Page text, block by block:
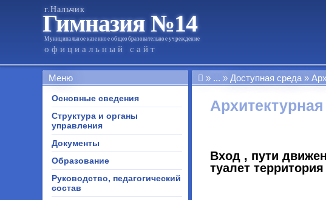
г.Нальчик
Гимназия №14
Муниципальное казенное общеобразовательное учреждение
официальный сайт
Меню
Основные сведения
Структура и органы
управления
Документы
Образование
Руководство, педагогический
состав
... Доступная среда
Вход , пути
туалет